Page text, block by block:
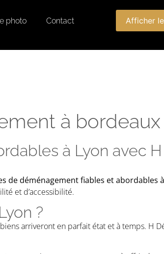
photo Contact Afficher
à bordeaux
à Lyon avec H
de déménagement fiables et abordables
et d’accessibilité.
?
arriveront en parfait état et à temps. H